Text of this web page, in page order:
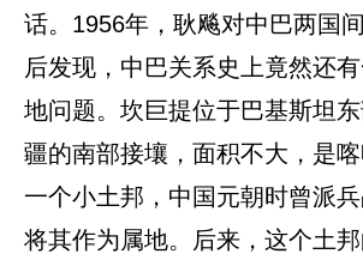
话。1956年，耿飚对中巴两国
后发现，中巴关系史上竟然还
地问题。坎巨提位于巴基斯坦
疆的南部接壤，面积不大，是
一个小土邦，中国元朝时曾派
将其作为属地。后来，这个土